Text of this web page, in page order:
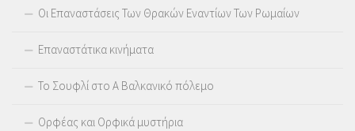
Οι Επαναστάσεις Των Θρακών Εναντίων Των Ρωμαίων
Επαναστάτικα κινήματα
Το Σουφλί στο Α Βαλκανικό πόλεμο
Ορφέας και Ορφικά μυστήρια